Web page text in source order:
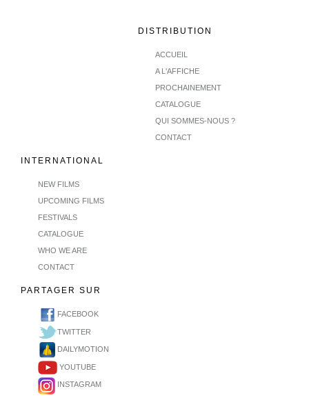
DISTRIBUTION
ACCUEIL
A L'AFFICHE
PROCHAINEMENT
CATALOGUE
QUI SOMMES-NOUS ?
CONTACT
INTERNATIONAL
NEW FILMS
UPCOMING FILMS
FESTIVALS
CATALOGUE
WHO WE ARE
CONTACT
PARTAGER SUR
FACEBOOK
TWITTER
DAILYMOTION
YOUTUBE
INSTAGRAM